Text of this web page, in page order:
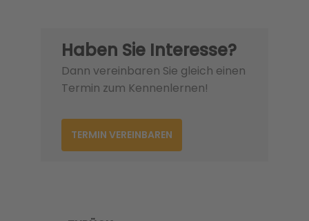
Haben Sie Interesse?
Dann vereinbaren Sie gleich einen
Termin zum Kennenlernen!
TERMIN VEREINBAREN